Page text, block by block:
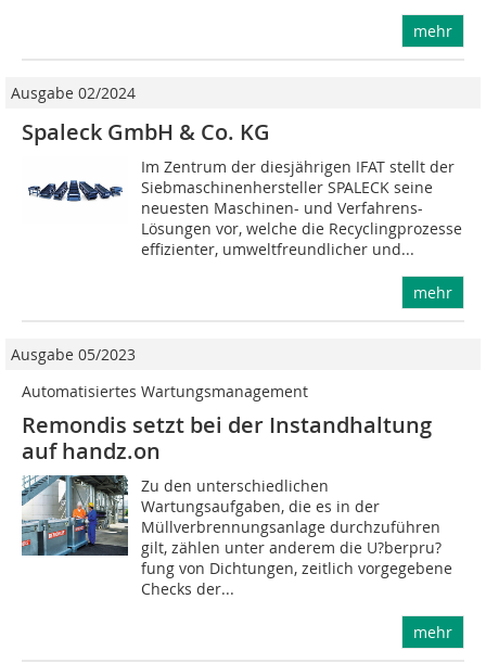
mehr
Ausgabe 02/2024
Spaleck GmbH & Co. KG
Im Zentrum der diesjährigen IFAT stellt der
Siebmaschinenhersteller SPALECK seine
neuesten Maschinen- und Verfahrens-
Lösungen vor, welche die Recyclingprozesse
effizienter, umweltfreundlicher und...
mehr
Ausgabe 05/2023
Automatisiertes Wartungsmanagement
Remondis setzt bei der Instandhaltung
auf handz.on
Zu den unterschiedlichen
Wartungsaufgaben, die es in der
Müllverbrennungsanlage durchzuführen
gilt, zählen unter anderem die U?berpru?
fung von Dichtungen, zeitlich vorgegebene
Checks der...
mehr